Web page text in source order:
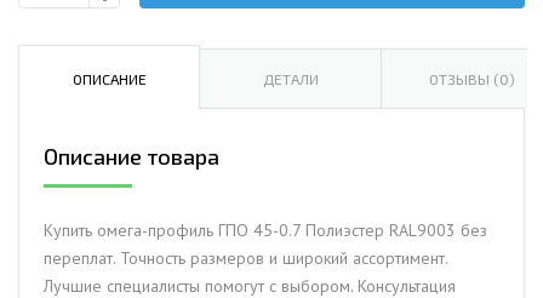
профиль
Полиэстер
RAL9003
ОПИСАНИЕ ДЕТАЛИ ОТЗЫВЫ (0)
Описание товара
Купить омега-профиль ГПО 45-0.7 Полиэстер RAL9003 без
переплат. Точность размеров и широкий ассортимент.
Лучшие специалисты помогут с выбором. Консультация